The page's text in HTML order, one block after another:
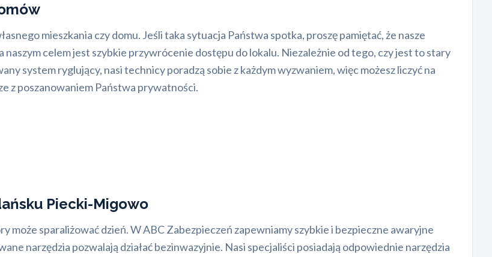
mieszkania czy domu. Jeśli taka sytuacja Państwa spotka, proszę pamiętać, że nasze
celem jest szybkie przywrócenie dostępu do lokalu. Niezależnie od tego, czy jest to stary
system ryglujący, nasi technicy poradzą sobie z każdym wyzwaniem, więc możesz liczyć na
z poszanowaniem Państwa prywatności.
Piecki-Migowo
sparaliżować dzień. W ABC Zabezpieczeń zapewniamy szybkie i bezpieczne awaryjne
narzędzia pozwalają działać bezinwazyjnie. Nasi specjaliści posiadają odpowiednie narzędzia